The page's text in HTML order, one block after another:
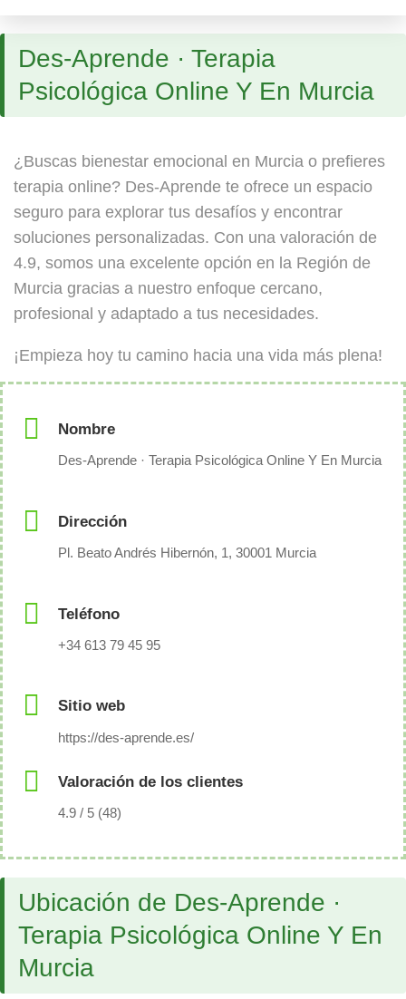
Des-Aprende · Terapia
Psicológica Online Y En Murcia
¿Buscas bienestar emocional en Murcia o prefieres
terapia online? Des-Aprende te ofrece un espacio
seguro para explorar tus desafíos y encontrar
soluciones personalizadas. Con una valoración de
4.9, somos una excelente opción en la Región de
Murcia gracias a nuestro enfoque cercano,
profesional y adaptado a tus necesidades.
¡Empieza hoy tu camino hacia una vida más plena!
Nombre
Des-Aprende · Terapia Psicológica Online Y En Murcia
Dirección
Pl. Beato Andrés Hibernón, 1, 30001 Murcia
Teléfono
+34 613 79 45 95
Sitio web
https://des-aprende.es/
Valoración de los clientes
4.9 / 5 (48)
Ubicación de Des-Aprende ·
Terapia Psicológica Online Y En
Murcia